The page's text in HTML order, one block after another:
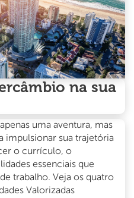
na sua
uma aventura, mas
impulsionar sua trajetória
o currículo, o
essenciais que
trabalho. Veja os quatro
Valorizadas